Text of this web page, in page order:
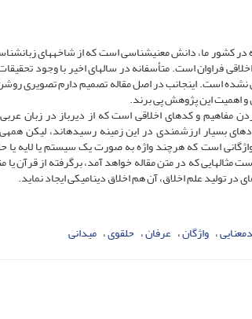
در کشور ما، دانش معنی‏شناسی است که از شاخه‏های
فراوان است. متأسفانه در سال‏های اخیر با وجود
است. این‏جانب در اصل مقاله تصمیم دارم تصویری روشن
و اهمیت این پژوهش پی برند.
مفاهیم و کدهای اخلاقی است که از دیرباز در زبان
بسیار ارزشمندی در این زمینه رسیده‏اند، لیکن
است که هرچند واژه به صورت یک سیستم یا لایه یا
که در متن مقاله خواهد آمد، برگرفته از قرآن
در تولید علم اخلاق، آن هم اخلاق دینامیکی ایجاد نماید.
واژگان عرفان حلقوی میدانی